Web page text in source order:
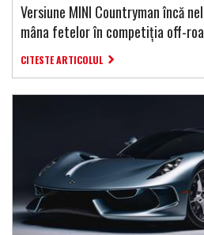
Versiune MINI Countryman încă
mâna fetelor în competiția off-
CITESTE ARTICOLUL